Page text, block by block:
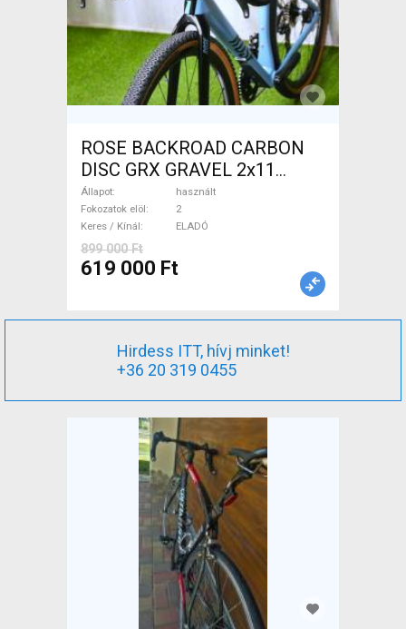
ROSE BACKROAD CARBON
DISC GRX GRAVEL 2x11
Gravel / CX tárcsafék használt
ELADÓ
Állapot
használt
Fokozatok elöl
2
Keres / Kínál
ELADÓ
899 000 Ft
619 000 Ft
Hirdess ITT, hívj minket!
+36 20 319 0455